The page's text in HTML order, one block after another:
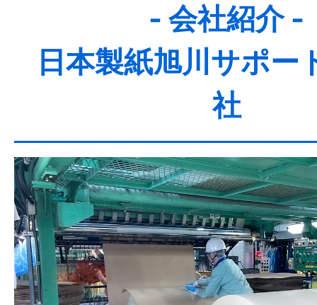
- 会社紹介 -
日本製紙旭川サポー
社